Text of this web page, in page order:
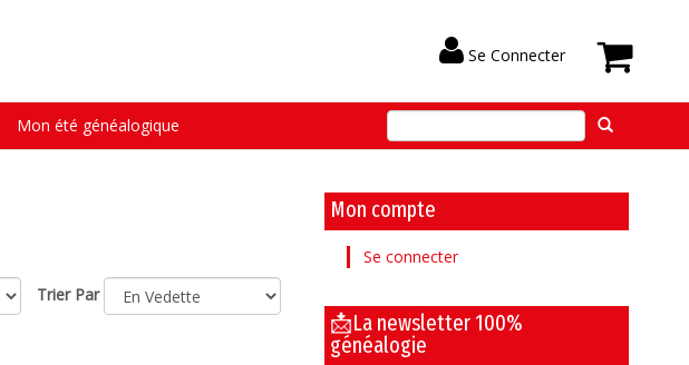
Se Connecter
Mon été généalogique
Trier Par
Mon compte
Se connecter
📩La newsletter 100%
généalogie